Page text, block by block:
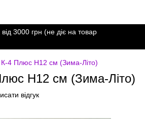
3000 грн (не діє на товар
4 Плюс H12 см (Зима-Літо)
H12 см (Зима-Літо)
відгук